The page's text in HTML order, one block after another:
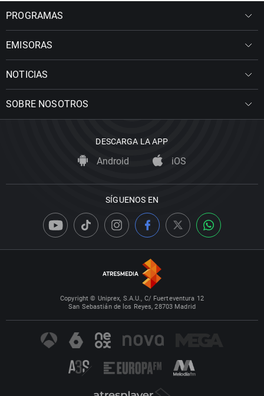
PROGRAMAS
EMISORAS
NOTICIAS
SOBRE NOSOTROS
DESCARGA LA APP
Android iOS
SÍGUENOS EN
Copyright © Uniprex, S.A.U., C/ Fuerteventura 12
San Sebastián de los Reyes, 28703 Madrid